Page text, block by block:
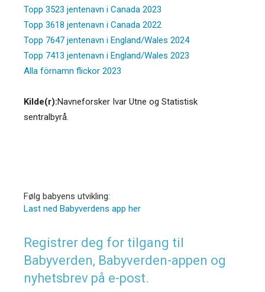
Topp 3523 jentenavn i Canada 2023
Topp 3618 jentenavn i Canada 2022
Topp 7647 jentenavn i England/Wales 2024
Topp 7413 jentenavn i England/Wales 2023
Alla förnamn flickor 2023
Kilde(r):Navneforsker Ivar Utne og Statistisk
sentralbyrå.
Følg babyens utvikling:
Last ned Babyverdens app her
Registrer deg for tilgang til
Babyverden, Babyverden-appen og
nyhetsbrev på e-post.